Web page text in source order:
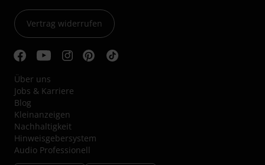
Vertrag widerrufen
Über uns
Jobs & Karriere
Blog
Kleinanzeigen
Nachhaltigkeit
Hinweisgebersystem
Audio Professionell